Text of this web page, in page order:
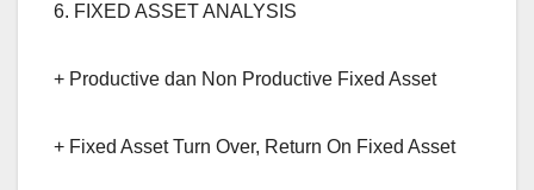
6. FIXED ASSET ANALYSIS
+ Productive dan Non Productive Fixed Asset
+ Fixed Asset Turn Over, Return On Fixed Asset